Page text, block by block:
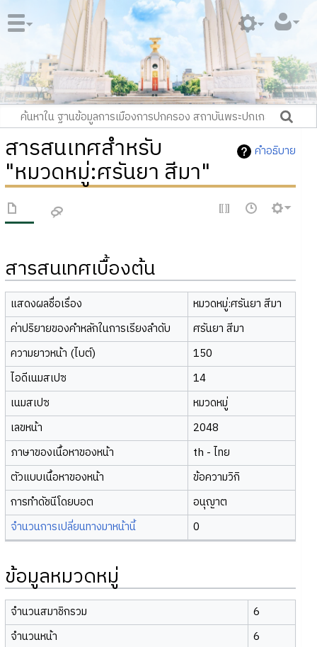
คำอธิบาย
สารสนเทศสำหรับ
"หมวดหมู่:ศรันยา สีมา"
สารสนเทศเบื้องต้น
แสดงผลชื่อเรื่อง
หมวดหมู่:ศรันยา สีมา
ค่าปริยายของคำหลักในการเรียงลำดับ
ศรันยา สีมา
ความยาวหน้า (ไบต์)
150
ไอดีเนมสเปซ
14
เนมสเปซ
หมวดหมู่
เลขหน้า
2048
ภาษาของเนื้อหาของหน้า
th - ไทย
ตัวแบบเนื้อหาของหน้า
ข้อความวิกิ
การทำดัชนีโดยบอต
อนุญาต
จำนวนการเปลี่ยนทางมาหน้านี้
0
ข้อมูลหมวดหมู่
จำนวนสมาชิกรวม
6
จำนวนหน้า
6